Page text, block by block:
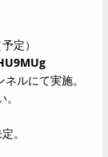
定）
ルにて実施。
。